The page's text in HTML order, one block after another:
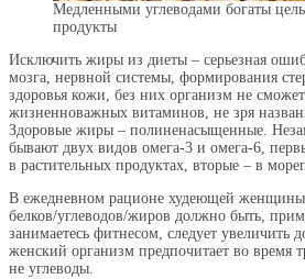
Медленными углеводами богаты
продукты
Исключить жиры из диеты – серьезная
мозга, нервной системы, формирования
здоровья кожи, без них организм не
жизненноважных витаминов, не зря
Здоровые жиры – полиненасыщенные.
бывают двух видов омега-3 и омега-6,
в растительных продуктах, вторые – в
В ежедневном рационе худеющей женщины
белков/углеводов/жиров должно быть,
занимаетесь фитнесом, следует увеличить
женский организм предпочитает во время
не углеводы.